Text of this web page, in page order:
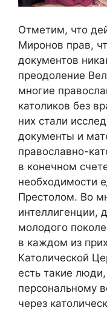
Отметим, что
Миронов прав,
документов
преодоление
многие
католиков без
них стали
документы и
православно-
в конечном
необходимости
Престолом. Во
интеллигенции,
молодого
в каждом из
Католической
есть такие
персональному
через